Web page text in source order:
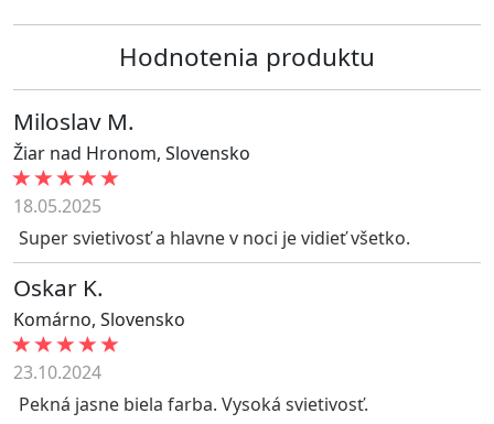
Hodnotenia produktu
Miloslav M.
Žiar nad Hronom, Slovensko
18.05.2025
Super svietivosť a hlavne v noci je vidieť všetko.
Oskar K.
Komárno, Slovensko
23.10.2024
Pekná jasne biela farba. Vysoká svietivosť.